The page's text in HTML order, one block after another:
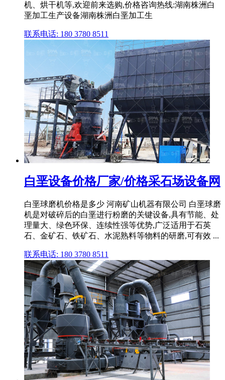
机、烘干机等,欢迎前来选购,价格咨询热线:湖南株洲白
垩加工生产设备湖南株洲白垩加工生
联系电话: 180 3780 8511
白垩设备价格厂家/价格采石场设备网
白垩球磨机价格是多少 河南矿山机器有限公司 白垩球磨
机是对破碎后的白垩进行粉磨的关键设备,具有节能、处
理量大、绿色环保、连续性强等优势,广泛适用于石英
石、金矿石、铁矿石、水泥熟料等物料的研磨,可有效 ...
联系电话: 180 3780 8511